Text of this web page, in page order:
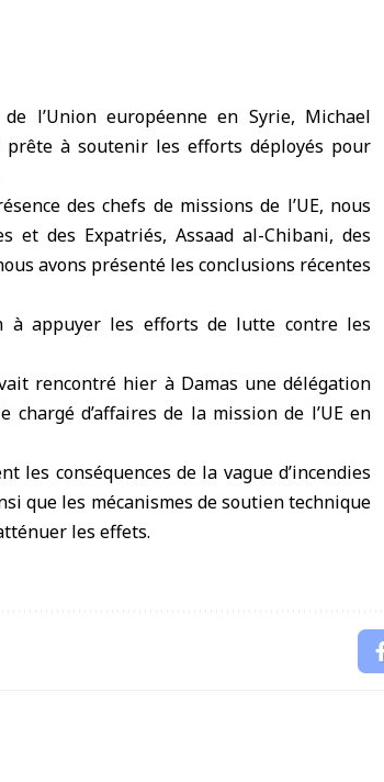
l’Union européenne en Syrie, Michael
prête à soutenir les efforts déployés pour
des chefs de missions de l’UE, nous
et des Expatriés, Assaad al-Chibani, des
avons présenté les conclusions récentes
à appuyer les efforts de lutte contre les
rencontré hier à Damas une délégation
chargé d’affaires de la mission de l’UE en
les conséquences de la vague d’incendies
que les mécanismes de soutien technique
les effets.